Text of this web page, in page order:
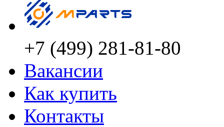
+7 (499) 281-81-80
Вакансии
Как купить
Контакты